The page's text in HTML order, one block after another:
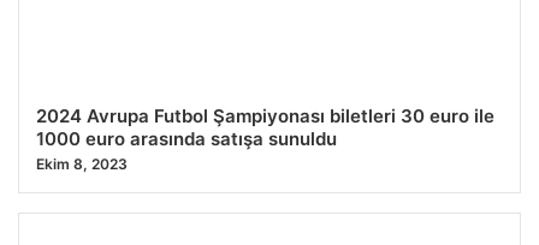
2024 Avrupa Futbol Şampiyonası biletleri 30 euro ile
1000 euro arasında satışa sunuldu
Ekim 8, 2023